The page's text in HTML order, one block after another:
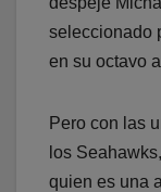
seleccionado
en su octavo
Pero con las
los
quien es una